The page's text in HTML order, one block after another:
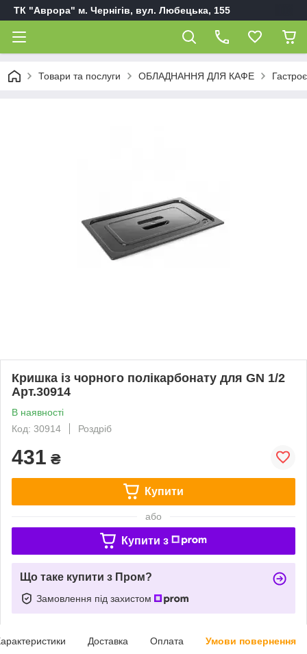
ТК "Аврора" м. Чернігів, вул. Любецька, 155
Товари та послуги ОБЛАДНАННЯ ДЛЯ КАФЕ
Кришка із чорного полікарбонату для GN 1/2
Арт.30914
В наявності
Код: 30914
Роздріб
431 ₴
Купити
або
Купити з
Що таке купити з Пром?
Замовлення під захистом
Доставка Оплата Умови повернення